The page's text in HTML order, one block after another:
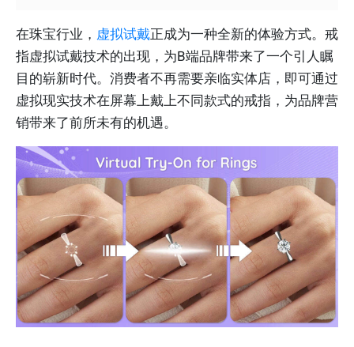
在珠宝行业， 虚拟试戴正成为一种全新的体验方式。戒
指虚拟试戴技术的出现，为B端品牌带来了一个引人瞩
目的崭新时代。消费者不再需要亲临实体店，即可通过
虚拟现实技术在屏幕上戴上不同款式的戒指，为品牌营
销带来了前所未有的机遇。